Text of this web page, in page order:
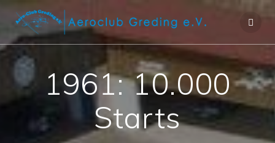
1961: 10.000
Starts